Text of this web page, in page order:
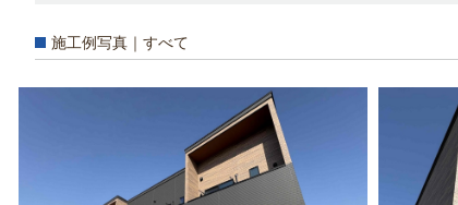
施工例写真｜すべて